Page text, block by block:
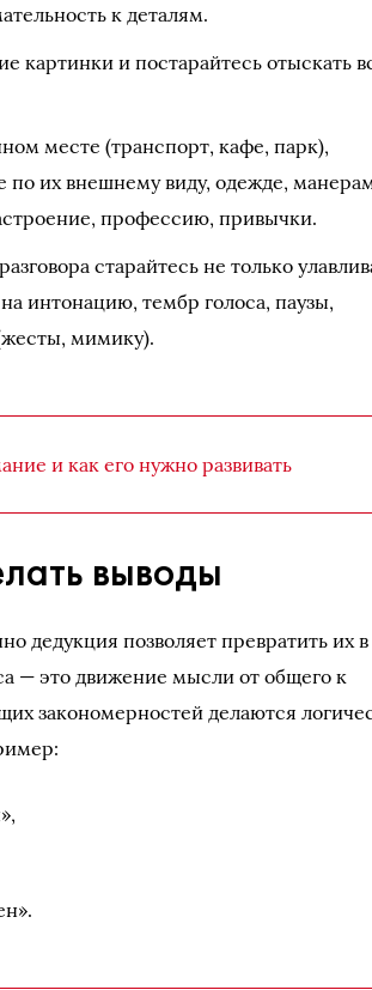
к деталям.
картинки и постарайтесь отыскать
месте (транспорт, кафе, парк),
их внешнему виду, одежде,
профессию, привычки.
старайтесь не только
интонацию, тембр голоса, паузы,
мимику).
и как его нужно развивать
выводы
дедукция позволяет превратить их в
— это движение мысли от общего к
закономерностей делаются